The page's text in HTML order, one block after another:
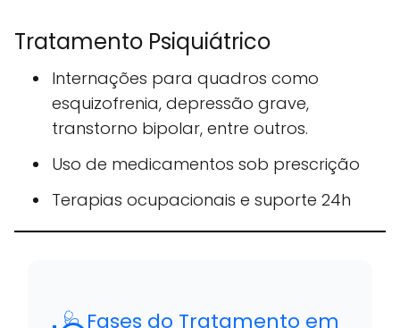
Tratamento Psiquiátrico
Internações para quadros como
esquizofrenia, depressão grave,
transtorno bipolar, entre outros.
Uso de medicamentos sob prescrição
Terapias ocupacionais e suporte 24h
🩺 Fases do Tratamento em